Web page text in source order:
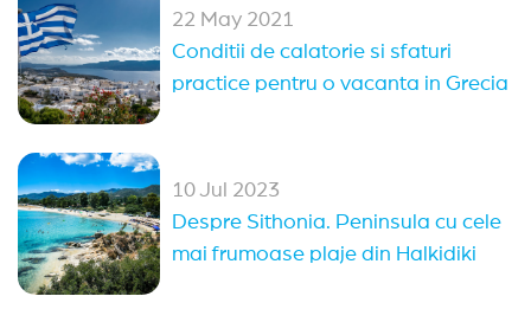
22 May 2021
Conditii de calatorie si sfaturi
practice pentru o vacanta in Grecia
10 Jul 2023
Despre Sithonia. Peninsula cu cele
mai frumoase plaje din Halkidiki